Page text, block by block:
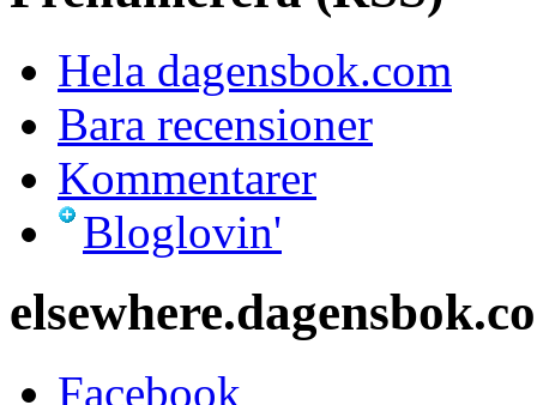
Hela dagensbok.com
Bara recensioner
Kommentarer
Bloglovin'
Facebook